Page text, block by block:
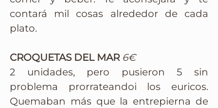
contará mil cosas alrededor de cada
plato.
CROQUETAS DEL MAR6€
2 unidades, pero pusieron 5 sin
problema prorrateandoi los euricos.
Quemaban más que la entrepierna de